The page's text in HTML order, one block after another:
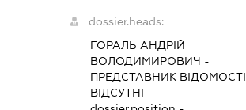
dossier.heads:
ГОРАЛЬ АНДРІЙ
ВОЛОДИМИРОВИЧ -
ПРЕДСТАВНИК ВІДОМОСТІ
ВІДСУТНІ